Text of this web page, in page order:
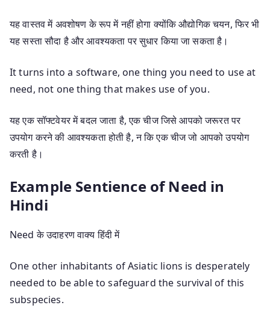
यह वास्तव में अवशोषण के रूप में नहीं होगा क्योंकि औद्योगिक चयन, फिर भी
यह सस्ता सौदा है और आवश्यकता पर सुधार किया जा सकता है।
It turns into a software, one thing you need to use at
need, not one thing that makes use of you.
यह एक सॉफ्टवेयर में बदल जाता है, एक चीज जिसे आपको जरूरत पर
उपयोग करने की आवश्यकता होती है, न कि एक चीज जो आपको उपयोग
करती है।
Example Sentience of Need in
Hindi
Need के उदाहरण वाक्य हिंदी में
One other inhabitants of Asiatic lions is desperately
needed to be able to safeguard the survival of this
subspecies.